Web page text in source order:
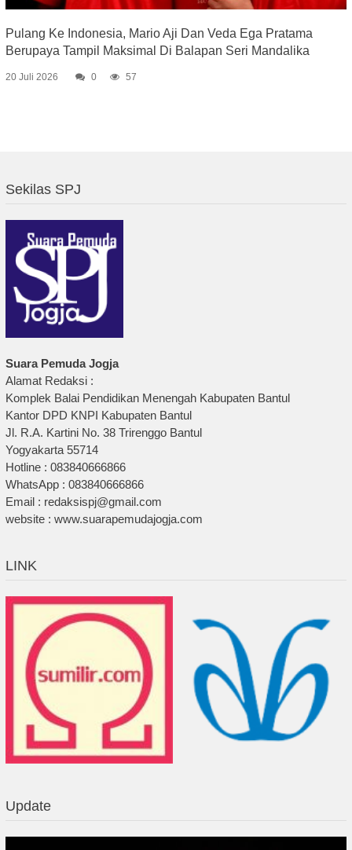
Pulang Ke Indonesia, Mario Aji Dan Veda Ega Pratama
Berupaya Tampil Maksimal Di Balapan Seri Mandalika
20 Juli 2026 0 57
Sekilas SPJ
Suara Pemuda Jogja
Alamat Redaksi :
Komplek Balai Pendidikan Menengah Kabupaten Bantul
Kantor DPD KNPI Kabupaten Bantul
Jl. R.A. Kartini No. 38 Trirenggo Bantul
Yogyakarta 55714
Hotline : 083840666866
WhatsApp : 083840666866
Email : redaksispj@gmail.com
website : www.suarapemudajogja.com
LINK
Update